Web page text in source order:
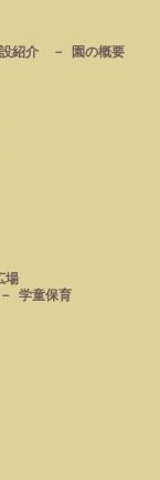
紹介
園の概要
場
学童保育